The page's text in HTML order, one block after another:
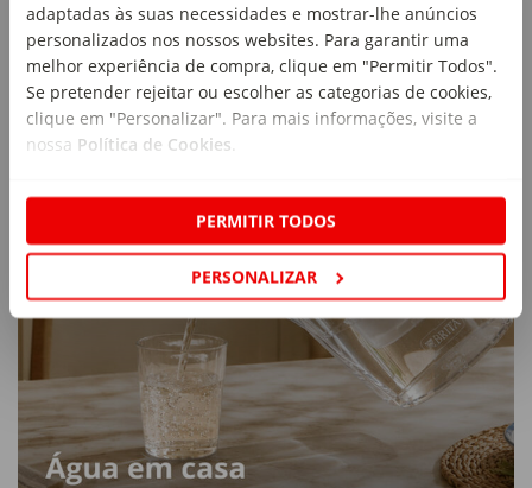
adaptadas às suas necessidades e mostrar-lhe anúncios
personalizados nos nossos websites. Para garantir uma
melhor experiência de compra, clique em "Permitir Todos".
Se pretender rejeitar ou escolher as categorias de cookies,
clique em "Personalizar". Para mais informações, visite a
nossa Política de Cookies.
PERMITIR TODOS
PERSONALIZAR